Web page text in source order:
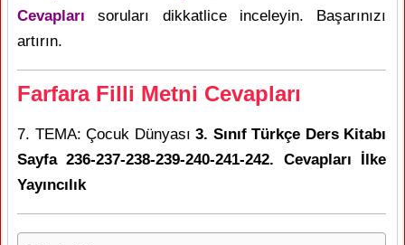
Cevapları soruları dikkatlice inceleyin. Başarınızı
artırın.
Farfara Filli Metni Cevapları
7. TEMA: Çocuk Dünyası 3. Sınıf Türkçe Ders Kitabı
Sayfa 236-237-238-239-240-241-242. Cevapları İlke
Yayıncılık